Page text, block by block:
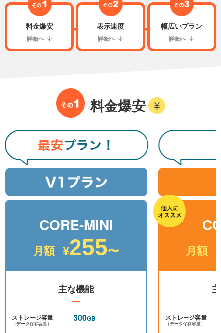
料金爆安
詳細へ
表示速度
詳細へ
幅広いプラン
詳細へ
料金爆安
CORE-MINI
月額 ¥255〜
主な機能
ストレージ容量
（データ保存容量） 300GB
月額
ストレージ容量
（データ保存容量）